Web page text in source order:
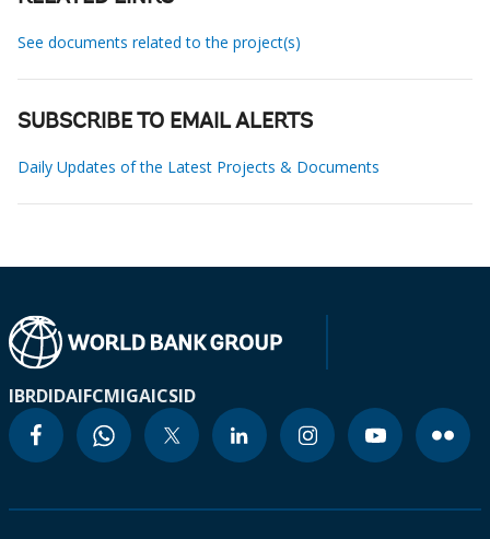
See documents related to the project(s)
SUBSCRIBE TO EMAIL ALERTS
Daily Updates of the Latest Projects & Documents
IBRDIDAIFCMIGAICSID